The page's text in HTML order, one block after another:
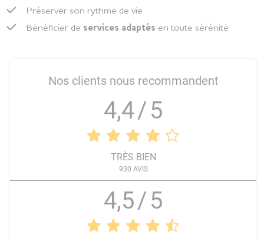
Préserver son rythme de vie
Bénéficier de services adaptés en toute sérénité
Nos clients nous recommandent
4,4/5
TRÈS BIEN
930 AVIS
4,5/5